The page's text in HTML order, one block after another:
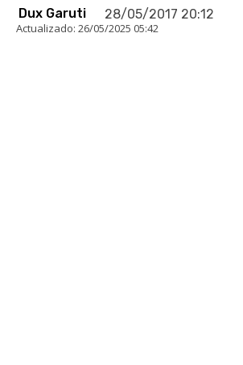
Dux Garuti 28/05/2017 20:12
Actualizado: 26/05/2025 05:42